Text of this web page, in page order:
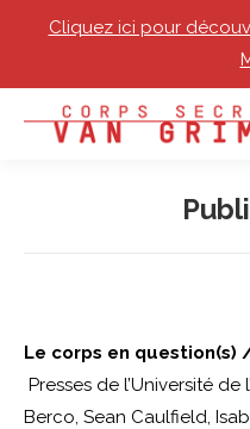
Cliquez ici pour
Le corps en question(s)
Presses de l’Université de
Berco, Sean Caulfield,